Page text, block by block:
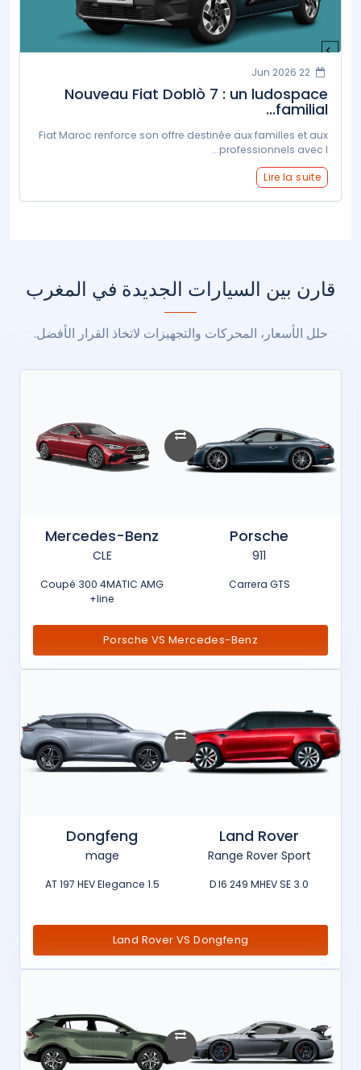
Nouveau Fiat Doblò 7 : un ludospace
familial...
Fiat Maroc renforce son offre destinée aux familles et aux
professionnels avec l...
Lire la suite
قارن بين السيارات الجديدة في المغرب
حلل الأسعار، المحركات والتجهيزات لاتخاذ القرار الأفضل.
Porsche
911
Carrera GTS
Mercedes-Benz
CLE
Coupé 300 4MATIC AMG
line+
Porsche VS Mercedes-Benz
Land Rover
Range Rover Sport
3.0 D I6 249 MHEV SE
Dongfeng
mage
1.5 AT 197 HEV Elegance
Land Rover VS Dongfeng